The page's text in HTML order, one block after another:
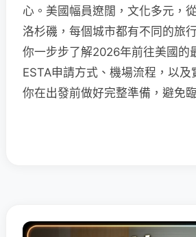
心。美國幅員遼闊，文化多元，
洛杉磯，每個城市都有不同的旅
你一步步了解2026年前往美國的
ESTA申請方式、機場流程，以
你在出發前做好完整準備，避免